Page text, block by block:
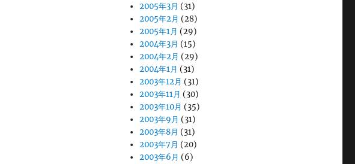
2005年3月 (31)
2005年2月 (28)
2005年1月 (29)
2004年3月 (15)
2004年2月 (29)
2004年1月 (31)
2003年12月 (31)
2003年11月 (30)
2003年10月 (35)
2003年9月 (31)
2003年8月 (31)
2003年7月 (20)
2003年6月 (6)